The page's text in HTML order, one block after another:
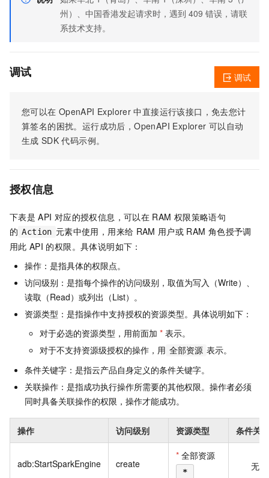
州）、中国香港发起请求时，遇到 409 错误，请联
系技术支持。
调试
您可以在 OpenAPI Explorer 中直接运行该接口，免去您计
算签名的困扰。运行成功后，OpenAPI Explorer 可以自动
生成 SDK 代码示例。
调试
授权信息
下表是 API 对应的授权信息，可以在 RAM 权限策略语句
的 Action 元素中使用，用来给 RAM 用户或 RAM 角色授予调
用此 API 的权限。具体说明如下：
操作：是指具体的权限点。
访问级别：是指每个操作的访问级别，取值为写入（Write）、
读取（Read）或列出（List）。
资源类型：是指操作中支持授权的资源类型。具体说明如下：
对于必选的资源类型，用前面加 * 表示。
对于不支持资源级授权的操作，用 全部资源 表示。
条件关键字：是指云产品自身定义的条件关键字。
关联操作：是指成功执行操作所需要的其他权限。操作者必须
同时具备关联操作的权限，操作才能成功。
操作 访问级别 资源类型 条件关
adb:StartSparkEngine create
* 全部资源
* 无